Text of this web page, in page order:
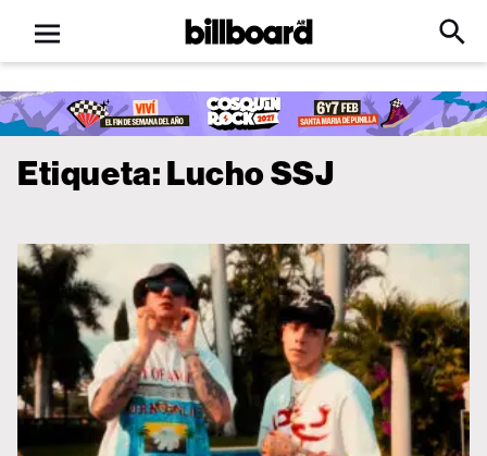
Open
menu
Billboard
Click
Input
Etiqueta:Lucho SSJ